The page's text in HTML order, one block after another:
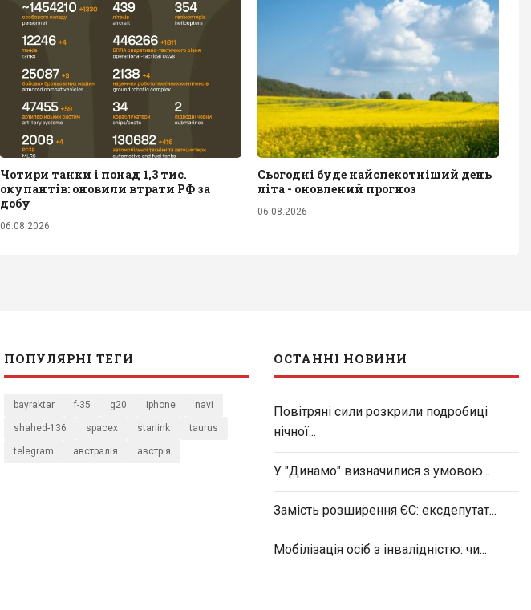
Чотири танки і понад 1,3 тис.
окупантів: оновили втрати РФ за
добу
06.08.2026
Сьогодні буде найспекотніший день
літа - оновлений прогноз
06.08.2026
ПОПУЛЯРНІ ТЕГИ
bayraktar f-35 g20 iphone navi
shahed-136 spacex starlink taurus
telegram австралія австрія
ОСТАННІ НОВИНИ
Повітряні сили розкрили подробиці
нічної...
У "Динамо" визначилися з умовою...
Замість розширення ЄС: ексдепутат...
Мобілізація осіб з інвалідністю: чи...